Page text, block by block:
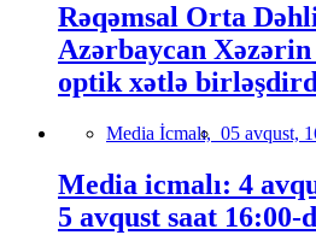
Rəqəmsal Orta
Azərbaycan
optik xətlə
Media İcmalı, 05 avqust,
Media icmalı: 4
5 avqust saat 16:00-